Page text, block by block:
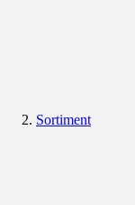
Sortiment